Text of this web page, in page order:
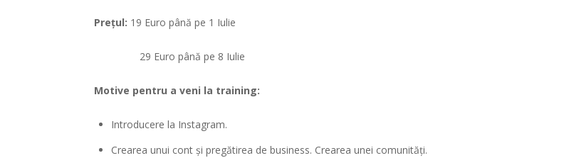
Prețul: 19 Euro până pe 1 Iulie
29 Euro până pe 8 Iulie
Motive pentru a veni la training:
Introducere la Instagram.
Crearea unui cont și pregătirea de business. Crearea unei comunități.